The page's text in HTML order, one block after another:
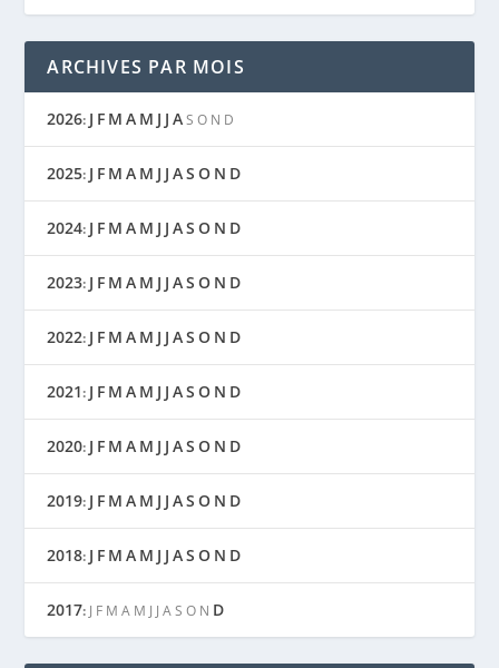
ARCHIVES PAR MOIS
2026: J F M A M J J A S O N D
2025: J F M A M J J AS O N D
2024: J F M A M J J AS O N D
2023: J F M A M J J AS O N D
2022: J F M A M J J AS O N D
2021: J F M A M J J AS O N D
2020: J F M A M J J AS O N D
2019: J F M A M J J AS O N D
2018: J F M A M J J AS O N D
2017: J F M A M J J A S O N D